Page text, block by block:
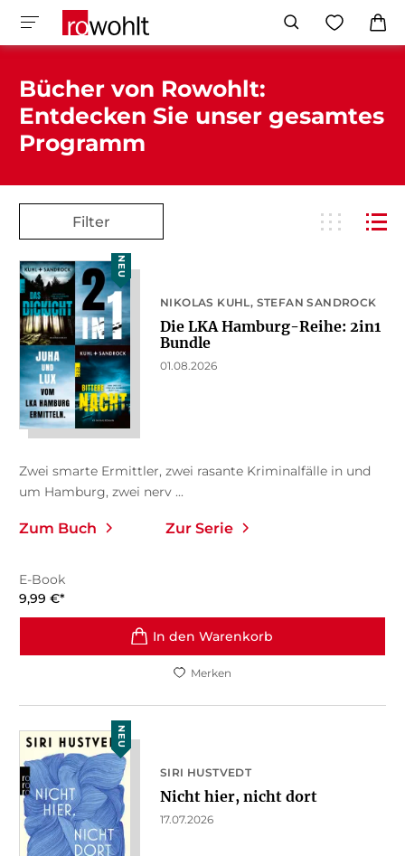
Bücher von Rowohlt:
Entdecken Sie unser gesamtes
Programm
Filter
NEU
NIKOLAS KUHL STEFAN SANDROCK
Die LKA Hamburg-Reihe: 2in1
Bundle
01.08.2026
Zwei smarte Ermittler, zwei rasante Kriminalfälle in und
um Hamburg, zwei nerv ...
Zum Buch Zur Serie
E-Book
9,99 €*
In den Warenkorb
Merken
NEU
SIRI HUSTVEDT
Nicht hier, nicht dort
17.07.2026